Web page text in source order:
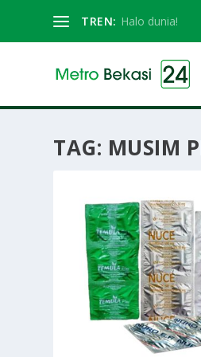
TREN: Halo dunia!
TAG: MUSIM